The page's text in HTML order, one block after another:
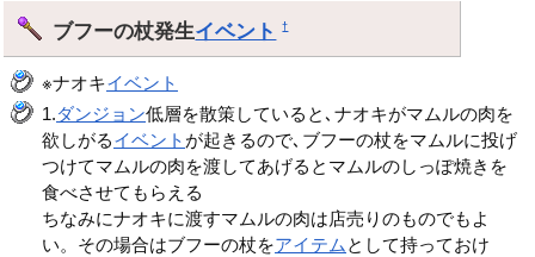
ブフーの杖発生イベント †
※ナオキイベント
1.ダンジョン低層を散策していると､ナオキがマムルの肉を
欲しがるイベント が起きるので､ブフーの杖をマムルに投げ
つけてマムルの肉を渡してあげるとマムルのしっぽ焼きを
食べさせてもらえる
ちなみにナオキに渡すマムルの肉は店売りのものでもよ
い。その場合はブフーの杖をアイテム として持っておけ